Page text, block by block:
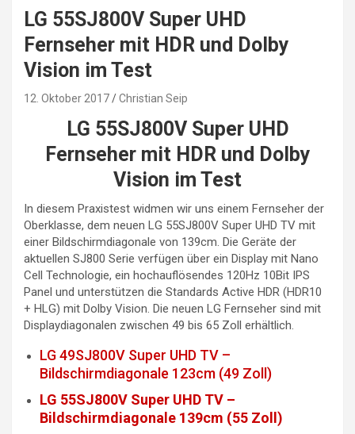
LG 55SJ800V Super UHD
Fernseher mit HDR und Dolby
Vision im Test
12. Oktober 2017 Christian Seip
LG 55SJ800V Super UHD
Fernseher mit HDR und Dolby
Vision im Test
In diesem Praxistest widmen wir uns einem Fernseher der
Oberklasse, dem neuen LG 55SJ800V Super UHD TV mit
einer Bildschirmdiagonale von 139cm. Die Geräte der
aktuellen SJ800 Serie verfügen über ein Display mit Nano
Cell Technologie, ein hochauflösendes 120Hz 10Bit IPS
Panel und unterstützen die Standards Active HDR (HDR10
+ HLG) mit Dolby Vision. Die neuen LG Fernseher sind mit
Displaydiagonalen zwischen 49 bis 65 Zoll erhältlich.
LG 49SJ800V Super UHD TV –
Bildschirmdiagonale 123cm (49 Zoll)
LG 55SJ800V Super UHD TV –
Bildschirmdiagonale 139cm (55 Zoll)